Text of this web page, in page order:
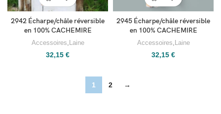
2942 Écharpe/châle réversible
en 100% CACHEMIRE
Accessoires Laine
32,15 €
2945 Écharpe/châle réversible
en 100% CACHEMIRE
Accessoires Laine
32,15 €
1 2 →